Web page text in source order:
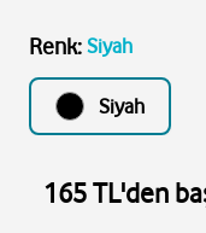
Renk: Siyah
Siyah
165 TL'den